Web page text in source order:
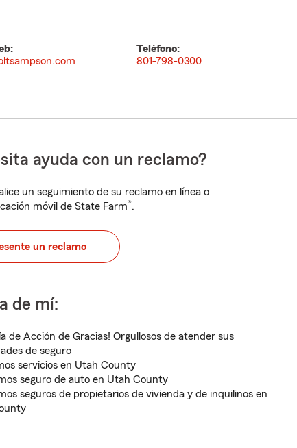
Teléfono:
801-798-0300
ayuda con un reclamo?
un seguimiento de su reclamo en línea o
móvil de State Farm®.
un reclamo
de mí:
de Acción de Gracias! Orgullosos de atender sus
de seguro
servicios en Utah County
seguro de auto en Utah County
seguros de propietarios de vivienda y de inquilinos en